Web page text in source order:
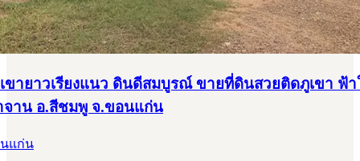
ขายาวเรียงแนว ดินดีสมบูรณ์ ขายที่ดินสวยติดภูเขา ฟ้า
จาน อ.สีชมพู จ.ขอนแก่น
แก่น